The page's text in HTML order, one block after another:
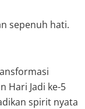
sepenuh hati.
Hari Jadi ke-5
spirit nyata